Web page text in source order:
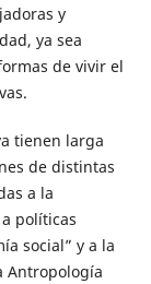
y
ya sea
de vivir el
tienen larga
de distintas
a la
políticas
social” y a la
Antropología